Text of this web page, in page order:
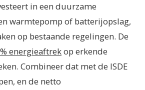
in een duurzame
warmtepomp of batterijopslag,
op bestaande regelingen. De
energieaftrekop erkende
Combineer dat met de ISDE
en de netto